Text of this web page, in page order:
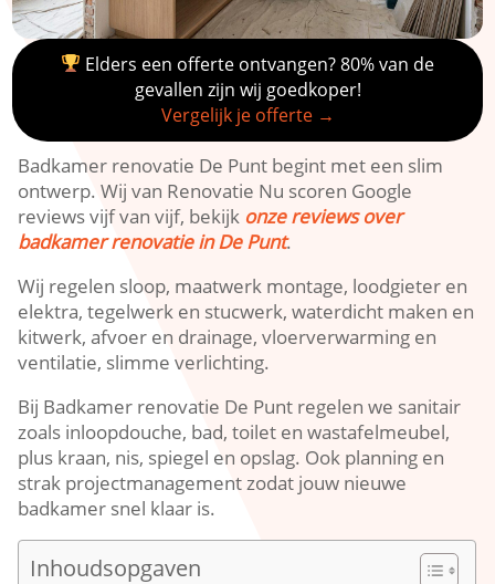
Elders een offerte ontvangen? 80% van de
gevallen zijn wij goedkoper!
Vergelijk je offerte →
Badkamer renovatie De Punt begint met een slim
ontwerp. Wij van Renovatie Nu scoren Google
reviews vijf van vijf, bekijk onze reviews over
badkamer renovatie in De Punt.
Wij regelen sloop, maatwerk montage, loodgieter en
elektra, tegelwerk en stucwerk, waterdicht maken en
kitwerk, afvoer en drainage, vloerverwarming en
ventilatie, slimme verlichting.
Bij Badkamer renovatie De Punt regelen we sanitair
zoals inloopdouche, bad, toilet en wastafelmeubel,
plus kraan, nis, spiegel en opslag. Ook planning en
strak projectmanagement zodat jouw nieuwe
badkamer snel klaar is.
Inhoudsopgaven